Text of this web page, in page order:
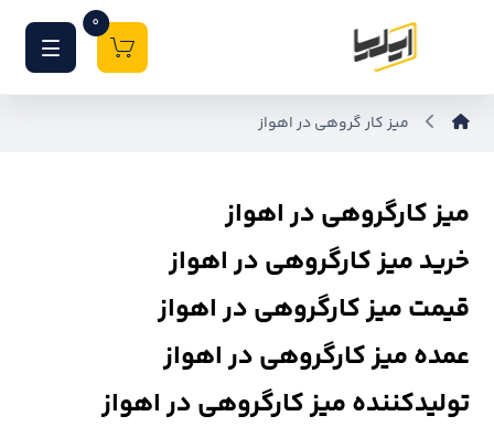
0
میز کار گروهی در اهواز
میز کارگروهی در اهواز
خرید میز کارگروهی در اهواز
قیمت میز کارگروهی در اهواز
عمده میز کارگروهی در اهواز
تولیدکننده میز کارگروهی در اهواز